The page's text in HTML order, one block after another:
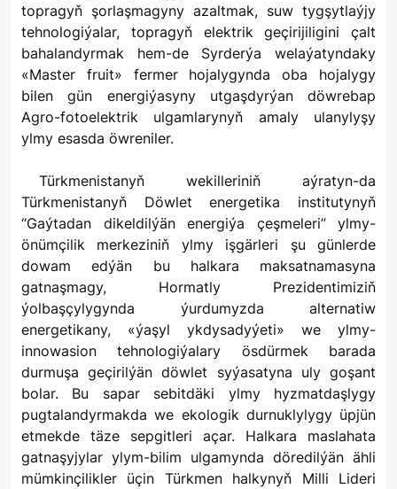
topragyň şorlaşmagyny azaltmak, suw tygşytlaýjy
tehnologiýalar, topragyň elektrik geçirijiligini çalt
bahalandyrmak hem-de Syrderýa welaýatyndaky
«Master fruit» fermer hojalygynda oba hojalygy
bilen gün energiýasyny utgaşdyrýan döwrebap
Agro-fotoelektrik ulgamlarynyň amaly ulanylyşy
ylmy esasda öwreniler.
Türkmenistanyň wekilleriniň aýratyn-da
Türkmenistanyň Döwlet energetika institutynyň
“Gaýtadan dikeldilýän energiýa çeşmeleri” ylmy-
önümçilik merkeziniň ylmy işgärleri şu günlerde
dowam edýän bu halkara maksatnamasyna
gatnaşmagy, Hormatly Prezidentimiziň
ýolbaşçylygynda ýurdumyzda alternatiw
energetikany, «ýaşyl ykdysadyýeti» we ylmy-
innowasion tehnologiýalary ösdürmek barada
durmuşa geçirilýän döwlet syýasatyna uly goşant
bolar. Bu sapar sebitdäki ylmy hyzmatdaşlygy
pugtalandyrmakda we ekologik durnuklylygy üpjün
etmekde täze sepgitleri açar. Halkara maslahata
gatnaşyjylar ylym-bilim ulgamynda döredilýän ähli
mümkinçilikler üçin Türkmen halkynyň Milli Lideri